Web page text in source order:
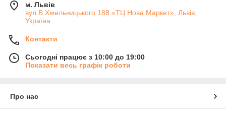
м. Львів
вул.Б.Хмельницького 188 «ТЦ Нова Маркет», Львів,
Україна
Контакти
Сьогодні працює з 10:00 до 19:00
Показати весь графік роботи
Про нас